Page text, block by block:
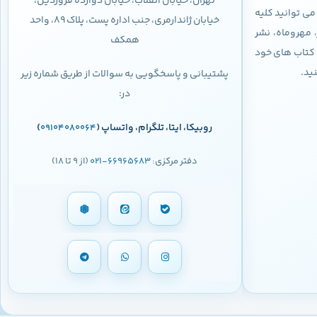
توانید کلیه
مهروماه، نشر
کتاب های خود
خیابان ژاندارمری، جنب اداره پست، پلاک 89، واحد
همکف
پشتیبانی و پاسخگویی به سوالات از طریق شماره زیر
در:
روبیکا، ایتا، تلگرام، واتساپ (09104080064
)
دفتر مرکزی:66965683-021 (از 9 تا 18)